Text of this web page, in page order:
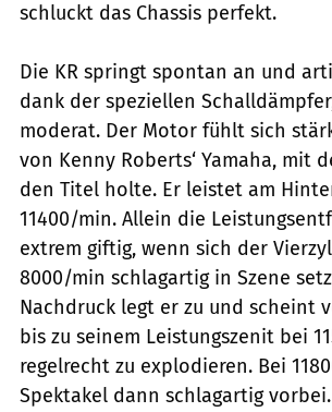
schluckt das Chassis perfekt.
Die KR springt spontan an und
dank der speziellen
moderat. Der Motor fühlt sich
von Kenny Roberts‘ Yamaha, mit
den Titel holte. Er leistet am
11400/min. Allein die
extrem giftig, wenn sich der
8000/min schlagartig in Szene
Nachdruck legt er zu und scheint
bis zu seinem Leistungszenit bei
regelrecht zu explodieren. Bei
Spektakel dann schlagartig